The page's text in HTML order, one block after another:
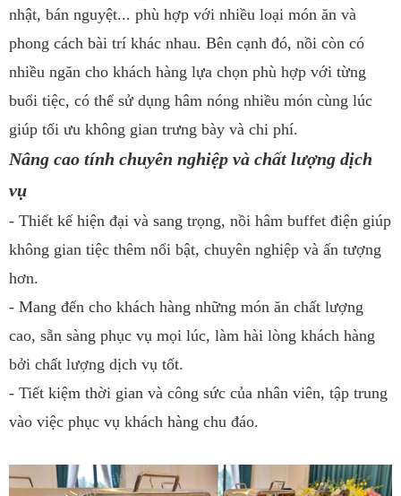
nhật, bán nguyệt... phù hợp với nhiều loại món ăn và
phong cách bài trí khác nhau. Bên cạnh đó, nồi còn có
nhiều ngăn cho khách hàng lựa chọn phù hợp với từng
buổi tiệc, có thể sử dụng hâm nóng nhiều món cùng lúc
giúp tối ưu không gian trưng bày và chi phí.
Nâng cao tính chuyên nghiệp và chất lượng dịch
vụ
- Thiết kế hiện đại và sang trọng, nồi hâm buffet điện giúp
không gian tiệc thêm nổi bật, chuyên nghiệp và ấn tượng
hơn.
- Mang đến cho khách hàng những món ăn chất lượng
cao, sẵn sàng phục vụ mọi lúc, làm hài lòng khách hàng
bởi chất lượng dịch vụ tốt.
- Tiết kiệm thời gian và công sức của nhân viên, tập trung
vào việc phục vụ khách hàng chu đáo.